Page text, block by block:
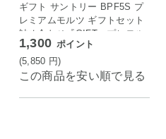
ギフト サントリー BPF5S プ
レミアムモルツ ギフトセット
詰め合わせ『GIFT』プレモル
1,300 ポイント
(5,850 円)
この商品を安い順で見る